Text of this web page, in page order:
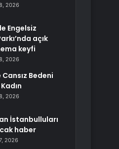
2026
Engelsiz
açık
keyfi
2026
Bedeni
2026
İstanbulluları
haber
2026